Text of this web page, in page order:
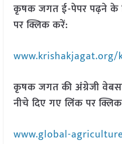
कृषक जगत ई-पेपर पढ़ने के
पर क्लिक करें:
www.krishakjagat.org/
कृषक जगत की अंग्रेजी
नीचे दिए गए लिंक पर
www.global-